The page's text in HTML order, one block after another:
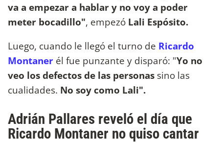
va a empezar a hablar y no voy a poder
meter bocadillo", empezó Lali Espósito.
Luego, cuando le llegó el turno de Ricardo
Montaner él fue punzante y disparó: "Yo no
veo los defectos de las personas sino las
cualidades. No soy como Lali".
Adrián Pallares reveló el día que
Ricardo Montaner no quiso cantar